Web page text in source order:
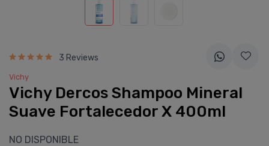
3 Reviews
Vichy
Vichy Dercos Shampoo Mineral
Suave Fortalecedor X 400ml
NO DISPONIBLE